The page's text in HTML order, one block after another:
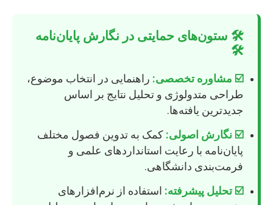
🛠️ ستون‌های حمایتی در نگارش پایان‌نامه
🛠️
☑️ مشاوره تخصصی: راهنمایی در انتخاب موضوع،
طراحی متدولوژی و تحلیل نتایج بر اساس
جدیدترین یافته‌ها.
☑️ نگارش اصولی: کمک به تدوین فصول مختلف
پایان‌نامه با رعایت استانداردهای علمی و
فرمت‌بندی دانشگاهی.
☑️ تحلیل پیشرفته: استفاده از نرم‌افزارهای